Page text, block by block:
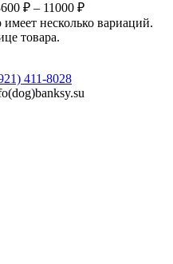
₽ – 11000 ₽
имеет несколько вариаций.
товара.
411-8028